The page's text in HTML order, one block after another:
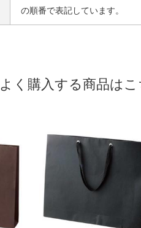
の順番で表記しています。
く購入する商品は